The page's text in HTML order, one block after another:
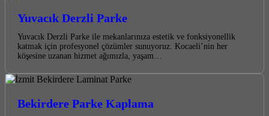
Yuvacık Derzli Parke
Yuvacık Derzli Parke ile mekanlarınıza estetik ve fonksiyonellik
katmak için profesyonel çözümler sunuyoruz. Kocaeli’nin her
köşesine uzanan hizmet ağımızla, yaşam…
Bekirdere Parke Kaplama